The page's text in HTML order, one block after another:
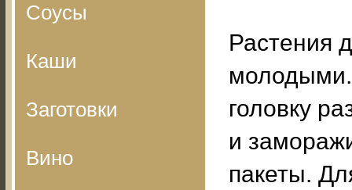
Соусы
Каши
Заготовки
Вино
Растения
головку
и
пакеты.